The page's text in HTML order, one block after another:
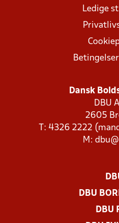
Ledige
Dansk
DBU
2605
T: 4326 2222
M:
DBU
DBU